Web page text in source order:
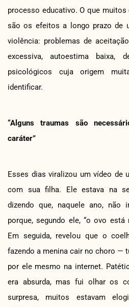
processo educativo. O que
são os efeitos a longo prazo de
violência: problemas de
excessiva, autoestima baixa,
psicológicos cuja origem
identificar.
“Alguns traumas são
caráter”
Esses dias viralizou um vídeo de
com sua filha. Ele estava na
dizendo que, naquele ano, não
porque, segundo ele, “o ovo
Em seguida, revelou que o
fazendo a menina cair no choro —
por ele mesmo na internet.
era absurda, mas fui olhar os
surpresa, muitos estavam